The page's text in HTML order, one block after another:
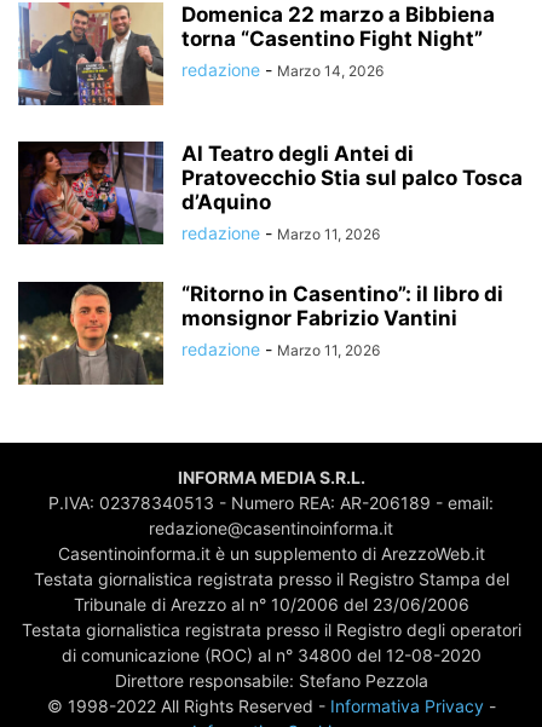
Domenica 22 marzo a Bibbiena
torna “Casentino Fight Night”
redazione - Marzo 14, 2026
Al Teatro degli Antei di
Pratovecchio Stia sul palco Tosca
d’Aquino
redazione - Marzo 11, 2026
“Ritorno in Casentino”: il libro di
monsignor Fabrizio Vantini
redazione - Marzo 11, 2026
INFORMA MEDIA S.R.L.
P.IVA: 02378340513 - Numero REA: AR-206189 - email:
redazione@casentinoinforma.it
Casentinoinforma.it è un supplemento di ArezzoWeb.it
Testata giornalistica registrata presso il Registro Stampa del
Tribunale di Arezzo al n° 10/2006 del 23/06/2006
Testata giornalistica registrata presso il Registro degli operatori
di comunicazione (ROC) al n° 34800 del 12-08-2020
Direttore responsabile: Stefano Pezzola
© 1998-2022 All Rights Reserved - Informativa Privacy-